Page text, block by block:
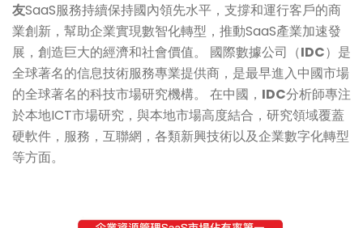
友SaaS服務持續保持國內領先水平，支撐和運行客戶的商
業創新，幫助企業實現數智化轉型，推動SaaS產業加速發
展，創造巨大的經濟和社會價值。 國際數據公司（IDC）是
全球著名的信息技術服務專業提供商，是最早進入中國市場
的全球著名的科技市場研究機構。 在中國， IDC分析師專注
於本地ICT市場研究，與本地市場高度結合，研究領域覆蓋
硬軟件，服務，互聯網，各類新興技術以及企業數字化轉型
等方面。